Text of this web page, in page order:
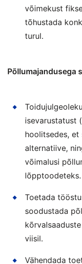
võimekust
tõhustada
turul.
Põllumajandusega
isevarustatust
hoolitsedes, et
alternatiive,
võimalusi
lõpptoodeteks.
Toetada
soodustada
viisil.
Vähendada